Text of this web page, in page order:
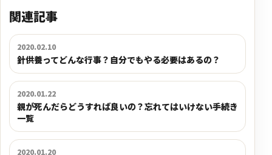
関連記事
2020.02.10
針供養ってどんな行事？自分でもやる必要はあるの？
2020.01.22
親が死んだらどうすれば良いの？忘れてはいけない手続き
一覧
2020.01.20